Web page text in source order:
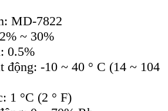
MD-7822
~ 30%
0.5%
động: -10 ~ 40 ° C (14 ~ 104
1 °C (2 ° F)